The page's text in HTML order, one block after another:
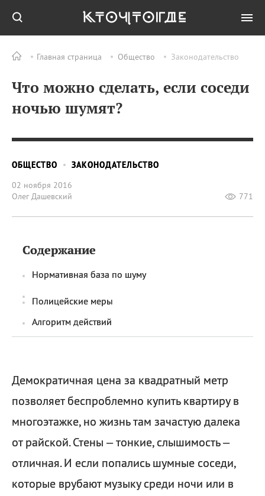
Главная страница Общество Законодательство
Что можно сделать, если соседи
ночью шумят?
ОБЩЕСТВО
ЗАКОНОДАТЕЛЬСТВО
02 ноября 2016
Олег Дашевский
771
Содержание
Нормативная база по шуму
Полицейские меры
Алгоритм действий
Демократичная цена за квадратный метр
позволяет беспроблемно купить квартиру в
многоэтажке, но жизнь там зачастую далека
от райской. Стены – тонкие, слышимость –
отличная. И если попались шумные соседи,
которые врубают музыку среди ночи или в